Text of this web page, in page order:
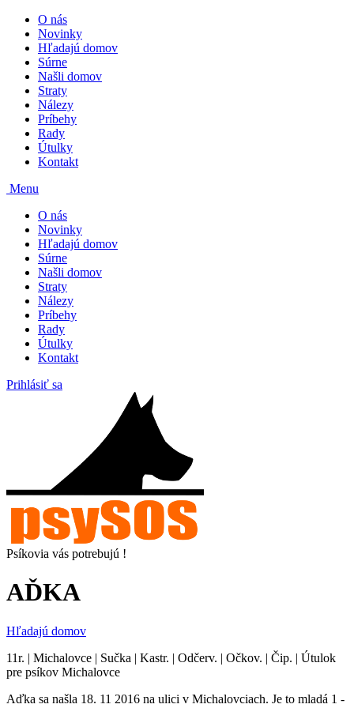
O nás
Novinky
Hľadajú domov
Súrne
Našli domov
Straty
Nálezy
Príbehy
Rady
Útulky
Kontakt
Menu
O nás
Novinky
Hľadajú domov
Súrne
Našli domov
Straty
Nálezy
Príbehy
Rady
Útulky
Kontakt
Prihlásiť sa
Psíkovia vás potrebujú !
AĎKA
Hľadajú domov
11r. | Michalovce | Sučka | Kastr. | Odčerv. | Očkov. | Čip. | Útulok
pre psíkov Michalovce
Aďka sa našla 18. 11 2016 na ulici v Michalovciach. Je to mladá 1 -